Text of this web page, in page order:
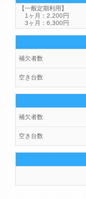
【一般定期利用】
1ヶ月：2,200円
3ヶ月：6,300円
補欠者数
空き台数
補欠者数
空き台数